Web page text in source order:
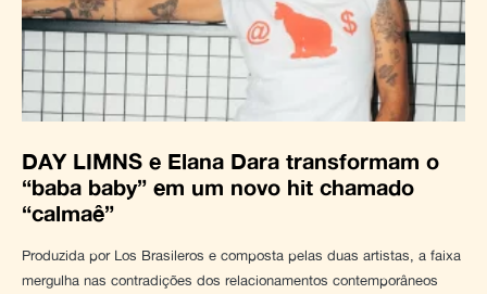
DAY LIMNS e Elana Dara transformam o
“baba baby” em um novo hit chamado
“calmaê”
Produzida por Los Brasileros e composta pelas duas artistas, a faixa
mergulha nas contradições dos relacionamentos contemporâneos